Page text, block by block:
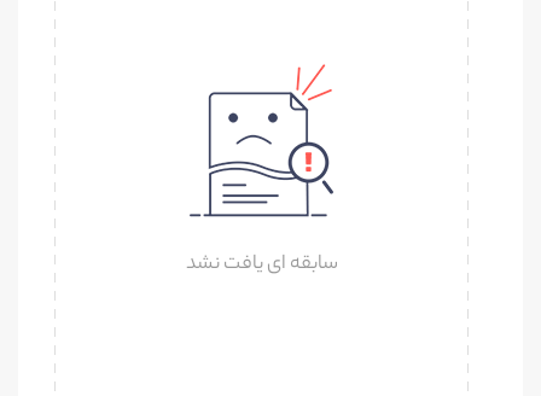
سابقه ای یافت نشد